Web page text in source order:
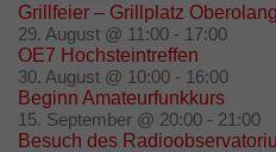
Grillfeier – Grillplatz Oberolang
29. August @ 11:00 - 17:00
OE7 Hochsteintreffen
30. August @ 10:00 - 16:00
Beginn Amateurfunkkurs
15. September @ 20:00 - 21:00
Besuch des